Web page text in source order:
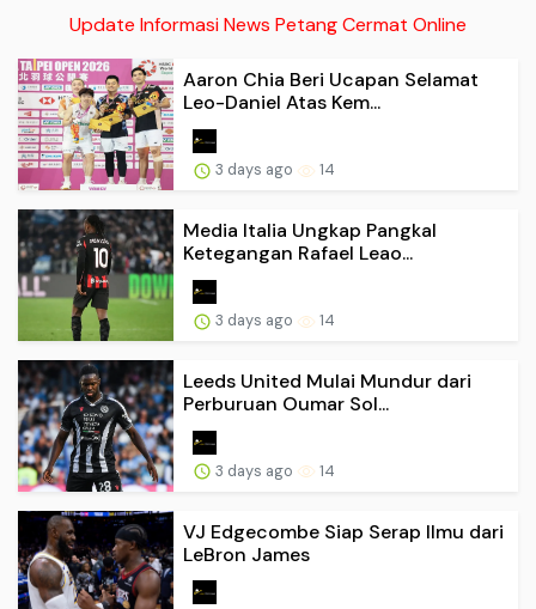
Update Informasi News Petang Cermat Online
Aaron Chia Beri Ucapan Selamat
Leo-Daniel Atas Kem...
3 days ago 14
Media Italia Ungkap Pangkal
Ketegangan Rafael Leao...
3 days ago 14
Leeds United Mulai Mundur dari
Perburuan Oumar Sol...
3 days ago 14
VJ Edgecombe Siap Serap Ilmu dari
LeBron James